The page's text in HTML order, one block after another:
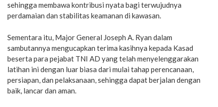
sehingga membawa kontribusi nyata bagi terwujudnya
perdamaian dan stabilitas keamanan di kawasan.
Sementara itu, Major General Joseph A. Ryan dalam
sambutannya mengucapkan terima kasihnya kepada Kasad
beserta para pejabat TNI AD yang telah menyelenggarakan
latihan ini dengan luar biasa dari mulai tahap perencanaan,
persiapan, dan pelaksanaan, sehingga dapat berjalan dengan
baik, lancar dan aman.